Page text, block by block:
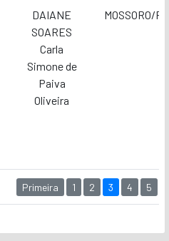
DAIANE
SOARES
Carla
Simone de
Paiva
Oliveira
MOSSORO/
Primeira 1 2 3 4 5